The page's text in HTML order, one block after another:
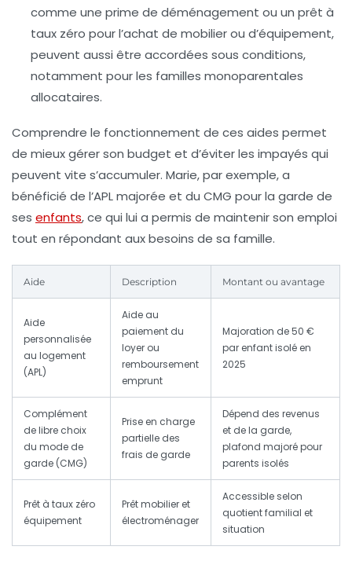
comme une prime de déménagement ou un prêt à
taux zéro pour l’achat de mobilier ou d’équipement,
peuvent aussi être accordées sous conditions,
notamment pour les familles monoparentales
allocataires.
Comprendre le fonctionnement de ces aides permet
de mieux gérer son budget et d’éviter les impayés qui
peuvent vite s’accumuler. Marie, par exemple, a
bénéficié de l’APL majorée et du CMG pour la garde de
ses enfants, ce qui lui a permis de maintenir son emploi
tout en répondant aux besoins de sa famille.
Aide Description Montant ou avantage
Aide
personnalisée
au logement
(APL)
Aide au
paiement du
loyer ou
remboursement
emprunt
Majoration de 50 €
par enfant isolé en
2025
Complément
de libre choix
du mode de
garde (CMG)
Prise en charge
partielle des
frais de garde
Dépend des revenus
et de la garde,
plafond majoré pour
parents isolés
Prêt à taux zéro
équipement
Prêt mobilier et
électroménager
Accessible selon
quotient familial et
situation